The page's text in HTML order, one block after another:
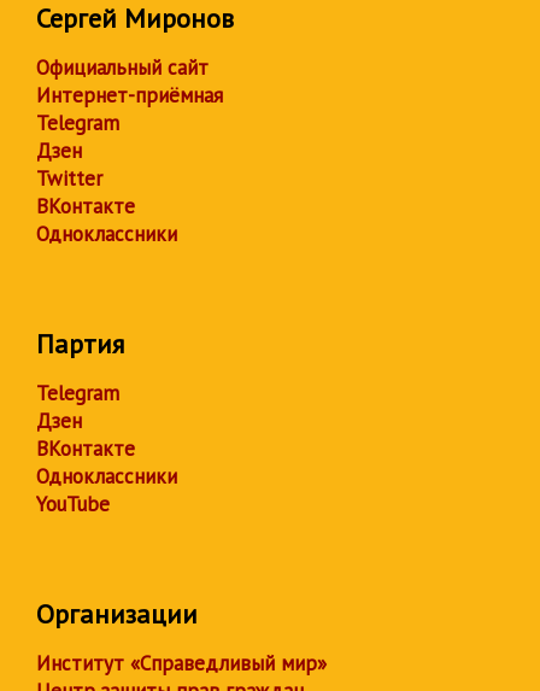
Сергей Миронов
Официальный сайт
Интернет-приёмная
Telegram
Дзен
Twitter
ВКонтакте
Одноклассники
Партия
Telegram
Дзен
ВКонтакте
Одноклассники
YouTube
Организации
Институт «Справедливый мир»